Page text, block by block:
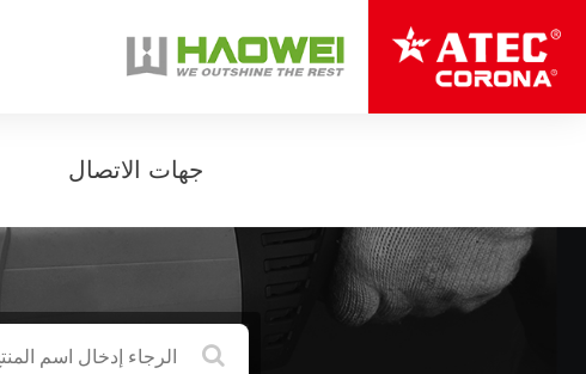
جهات الاتصال